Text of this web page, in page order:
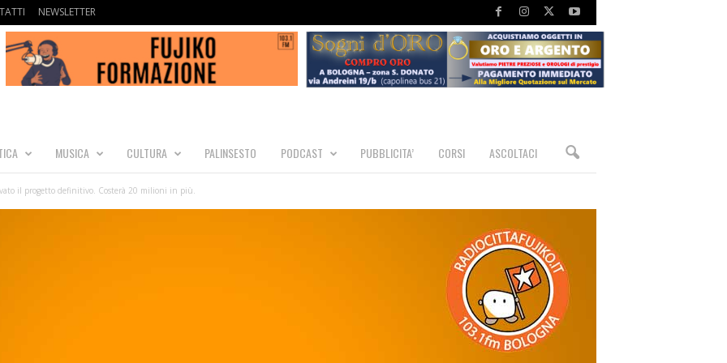
NEWSLETTER
MUSICA CULTURA PALINSESTO PODCAST PUBBLICITA’ CORSI ASCOLTACI
il progetto definitivo. Costerà 20 milioni in più.